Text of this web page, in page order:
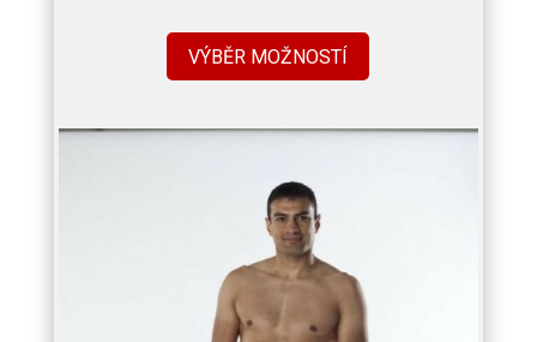
420 Kč
až
VÝBĚR MOŽNOSTÍ